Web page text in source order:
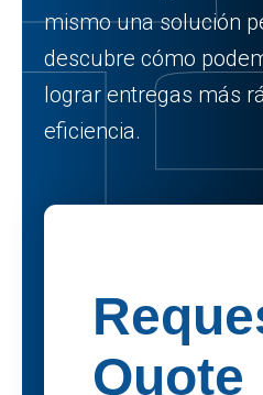
mismo una solución
descubre cómo
lograr entregas más
eficiencia.